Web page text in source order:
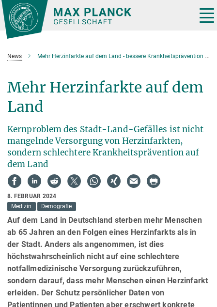
Hauptinhalt
News Mehr Herzinfarkte auf dem Land - bessere Krankheitsprävention erforderlich
Mehr Herzinfarkte auf dem
Land
Kernproblem des Stadt-Land-Gefälles ist nicht
mangelnde Versorgung von Herzinfarkten,
sondern schlechtere Krankheitsprävention auf
dem Land
8. FEBRUAR 2024
Medizin
Demografie
Auf dem Land in Deutschland sterben mehr Menschen
ab 65 Jahren an den Folgen eines Herzinfarkts als in
der Stadt. Anders als angenommen, ist dies
höchstwahrscheinlich nicht auf eine schlechtere
notfallmedizinische Versorgung zurückzuführen,
sondern darauf, dass mehr Menschen einen Herzinfarkt
erleiden. Der Schutz persönlicher Daten von
Patientinnen und Patienten aber erschwert konkrete